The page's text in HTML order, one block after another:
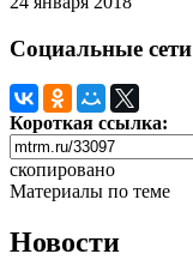
Социальные сети
Короткая ссылка:
скопировано
Материалы по теме
Новости